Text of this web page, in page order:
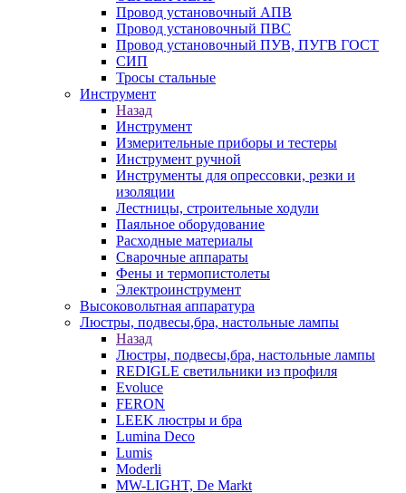
Провод установочный АПВ
Провод установочный ПВС
Провод установочный ПУВ, ПУГВ ГОСТ
СИП
Тросы стальные
Инструмент
Назад
Инструмент
Измерительные приборы и тестеры
Инструмент ручной
Инструменты для опрессовки, резки и
изоляции
Лестницы, строительные ходули
Паяльное оборудование
Расходные материалы
Сварочные аппараты
Фены и термопистолеты
Электроинструмент
Высоковольтная аппаратура
Люстры, подвесы,бра, настольные лампы
Назад
Люстры, подвесы,бра, настольные лампы
REDIGLE светильники из профиля
Evoluce
FERON
LEEK люстры и бра
Lumina Deco
Lumis
Moderli
MW-LIGHT, De Markt